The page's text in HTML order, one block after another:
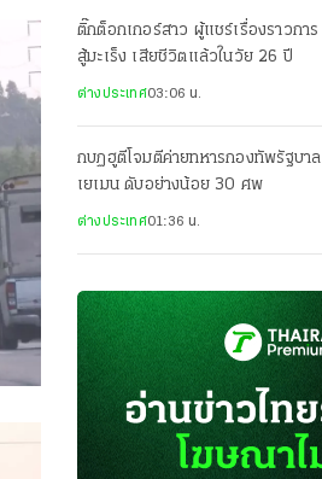
ติ๊กต็อกเกอร์สาว ผู้แชร์เรื่องราวการ
สู้มะเร็ง เสียชีวิตแล้วในวัย 26 ปี
ต่างประเทศ03:06 น.
กบฏฮูตีโจมตีค่ายทหารกองทัพรัฐบาล
เยเมน ดับอย่างน้อย 30 ศพ
ต่างประเทศ01:36 น.